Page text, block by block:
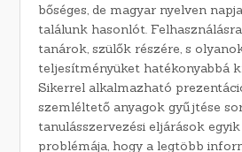
bőséges, de magyar nyelven
találunk hasonlót.
tanárok, szülők részére, s
teljesítményüket hatékonyabbá
Sikerrel alkalmazható
szemléltető anyagok gyűjtése
tanulásszervezési eljárások
problémája, hogy a legtöbb